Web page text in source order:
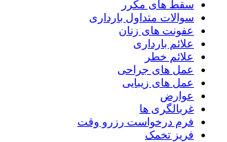
سقط های مکرر
سوالات متداول بارداری
عفونت های زنان
علائم بارداری
علائم خطر
عمل های جراحی
عمل های زیبایی
عوارض
غربالگری ها
فرم درخواست رزرو وقت
فریز تخمک